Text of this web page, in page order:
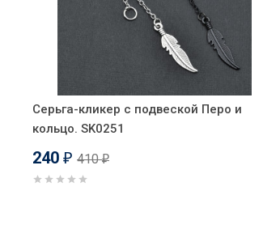
Серьга-кликер с подвеской Перо и
кольцо. SK0251
240 ₽ 410₽